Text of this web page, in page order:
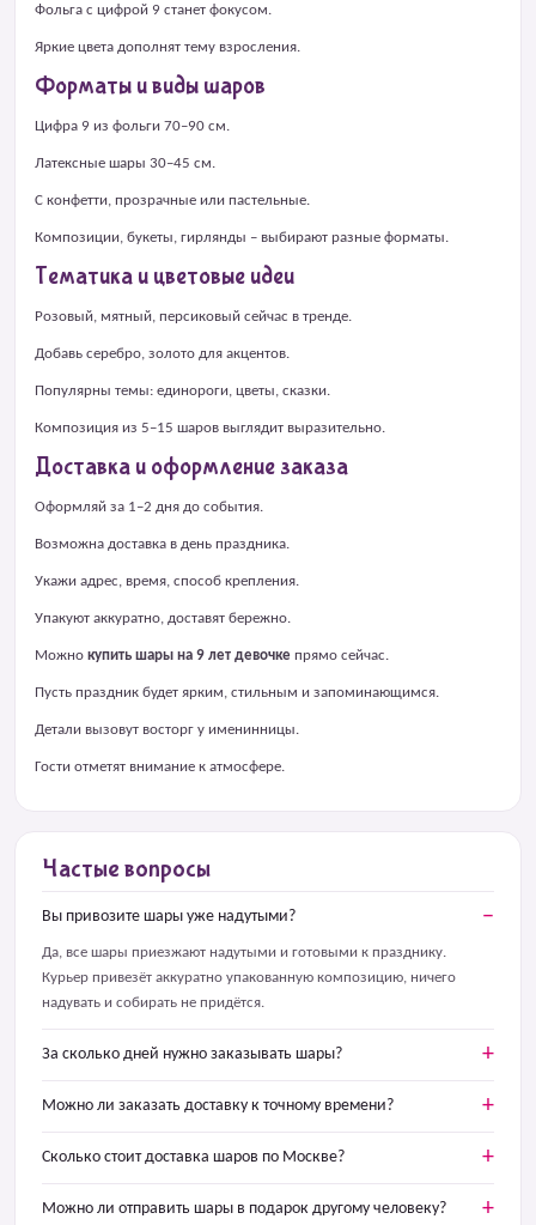
Фольга с цифрой 9 станет фокусом.
Яркие цвета дополнят тему взросления.
Форматы и виды шаров
Цифра 9 из фольги 70–90 см.
Латексные шары 30–45 см.
С конфетти, прозрачные или пастельные.
Композиции, букеты, гирлянды – выбирают разные форматы.
Тематика и цветовые идеи
Розовый, мятный, персиковый сейчас в тренде.
Добавь серебро, золото для акцентов.
Популярны темы: единороги, цветы, сказки.
Композиция из 5–15 шаров выглядит выразительно.
Доставка и оформление заказа
Оформляй за 1–2 дня до события.
Возможна доставка в день праздника.
Укажи адрес, время, способ крепления.
Упакуют аккуратно, доставят бережно.
Можно купить шары на 9 лет девочке прямо сейчас.
Пусть праздник будет ярким, стильным и запоминающимся.
Детали вызовут восторг у именинницы.
Гости отметят внимание к атмосфере.
Частые вопросы
Вы привозите шары уже надутыми?
Да, все шары приезжают надутыми и готовыми к празднику.
Курьер привезёт аккуратно упакованную композицию, ничего
надувать и собирать не придётся.
За сколько дней нужно заказывать шары?
Можно ли заказать доставку к точному времени?
Сколько стоит доставка шаров по Москве?
Можно ли отправить шары в подарок другому человеку?